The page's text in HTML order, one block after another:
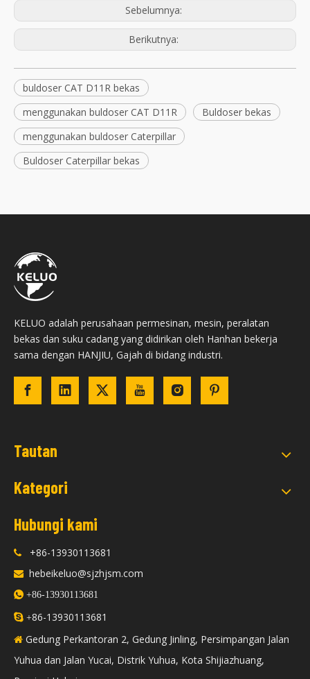
Sebelumnya:
Berikutnya:
buldoser CAT D11R bekas
menggunakan buldoser CAT D11R
Buldoser bekas
menggunakan buldoser Caterpillar
Buldoser Caterpillar bekas
KELUO adalah perusahaan permesinan, mesin, peralatan
bekas dan suku cadang yang didirikan oleh Hanhan bekerja
sama dengan HANJIU, Gajah di bidang industri.
Tautan
Kategori
Hubungi kami
 +86-13930113681
 hebeikeluo@sjzhjsm.com
 +86-13930113681
 +86-13930113681
 Gedung Perkantoran 2, Gedung Jinling, Persimpangan Jalan
Yuhua dan Jalan Yucai, Distrik Yuhua, Kota Shijiazhuang,